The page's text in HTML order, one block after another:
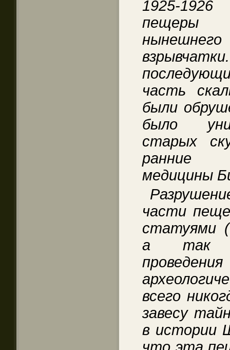
1925-
пещеры
часть
были
было
старых
ранние
медицины
части
статуями
а так
всего
завесу
в истории
что эта